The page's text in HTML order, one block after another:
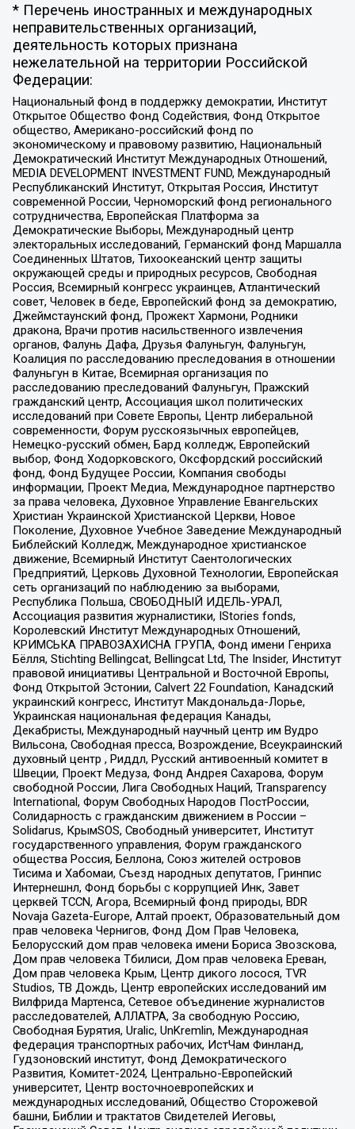
* Перечень иностранных и международных
неправительственных организаций,
деятельность которых признана
нежелательной на территории Российской
Федерации:
Национальный фонд в поддержку демократии, Институт
Открытое Общество Фонд Содействия, Фонд Открытое
общество, Американо-российский фонд по
экономическому и правовому развитию, Национальный
Демократический Институт Международных Отношений,
MEDIA DEVELOPMENT INVESTMENT FUND, Международный
Республиканский Институт, Открытая Россия, Институт
современной России, Черноморский фонд регионального
сотрудничества, Европейская Платформа за
Демократические Выборы, Международный центр
электоральных исследований, Германский фонд Маршалла
Соединенных Штатов, Тихоокеанский центр защиты
окружающей среды и природных ресурсов, Свободная
Россия, Всемирный конгресс украинцев, Атлантический
совет, Человек в беде, Европейский фонд за демократию,
Джеймстаунский фонд, Прожект Хармони, Родники
дракона, Врачи против насильственного извлечения
органов, Фалунь Дафа, Друзья Фалуньгун, Фалуньгун,
Коалиция по расследованию преследования в отношении
Фалуньгун в Китае, Всемирная организация по
расследованию преследований Фалуньгун, Пражский
гражданский центр, Ассоциация школ политических
исследований при Совете Европы, Центр либеральной
современности, Форум русскоязычных европейцев,
Немецко-русский обмен, Бард колледж, Европейский
выбор, Фонд Ходорковского, Оксфордский российский
фонд, Фонд Будущее России, Компания свободы
информации, Проект Медиа, Международное партнерство
за права человека, Духовное Управление Евангельских
Христиан Украинской Христианской Церкви, Новое
Поколение, Духовное Учебное Заведение Международный
Библейский Колледж, Международное христианское
движение, Всемирный Институт Саентологических
Предприятий, Церковь Духовной Технологии, Европейская
сеть организаций по наблюдению за выборами,
Республика Польша, СВОБОДНЫЙ ИДЕЛЬ-УРАЛ,
Ассоциация развития журналистики, IStories fonds,
Королевский Институт Международных Отношений,
КРИМСЬКА ПРАВОЗАХИСНА ГРУПА, Фонд имени Генриха
Бёлля, Stichting Bellingcat, Bellingcat Ltd, The Insider, Институт
правовой инициативы Центральной и Восточной Европы,
Фонд Открытой Эстонии, Calvert 22 Foundation, Канадский
украинский конгресс, Институт Макдональда-Лорье,
Украинская национальная федерация Канады,
Декабристы, Международный научный центр им Вудро
Вильсона, Свободная пресса, Возрождение, Всеукраинский
духовный центр , Риддл, Русский антивоенный комитет в
Швеции, Проект Медуза, Фонд Андрея Сахарова, Форум
свободной России, Лига Свободных Наций, Transparеncy
International, Форум Свободных Народов ПостРоссии,
Солидарность с гражданским движением в России –
Solidarus, КрымSOS, Свободный университет, Институт
государственного управления, Форум гражданского
общества Россия, Беллона, Союз жителей островов
Тисима и Хабомаи, Съезд народных депутатов, Гринпис
Интернешнл, Фонд борьбы с коррупцией Инк, Завет
церквей TCCN, Агора, Всемирный фонд природы, BDR
Novaja Gazeta-Europe, Алтай проект, Образовательный дом
прав человека Чернигов, Фонд Дом Прав Человека,
Белорусский дом прав человека имени Бориса Звозскова,
Дом прав человека Тбилиси, Дом прав человека Ереван,
Дом прав человека Крым, Центр дикого лосося, TVR
Studios, ТВ Дождь, Центр европейских исследований им
Вилфрида Мартенса, Сетевое объединение журналистов
расследователей, АЛЛАТРА, За свободную Россию,
Свободная Бурятия, Uralic, UnKremlin, Международная
федерация транспортных рабочих, ИстЧам Финланд,
Гудзоновский институт, Фонд Демократического
Развития, Комитет-2024, Центрально-Европейский
университет, Центр восточноевропейских и
международных исследований, Общество Сторожевой
башни, Библии и трактатов Свидетелей Иеговы,